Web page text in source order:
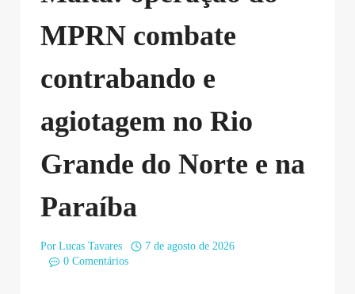
MPRN combate
contrabando e
agiotagem no Rio
Grande do Norte e na
Paraíba
Por Lucas Tavares
7 de agosto de 2026
0 Comentários